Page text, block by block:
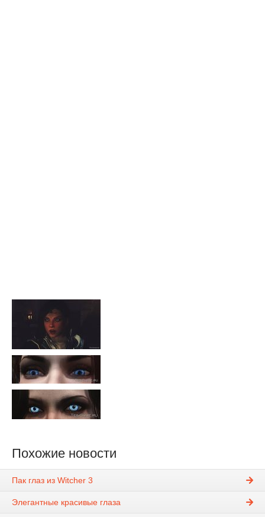
Похожие новости
Пак глаз из Witcher 3
Элегантные красивые глаза